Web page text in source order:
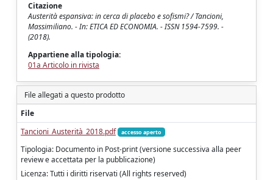
Citazione
Austerità espansiva: in cerca di placebo e sofismi? / Tancioni,
Massimiliano. - In: ETICA ED ECONOMIA. - ISSN 1594-7599. -
(2018).
Appartiene alla tipologia:
01a Articolo in rivista
File allegati a questo prodotto
File
Tancioni_Austerità_2018.pdf
accesso aperto
Tipologia: Documento in Post-print (versione successiva alla peer
review e accettata per la pubblicazione)
Licenza: Tutti i diritti riservati (All rights reserved)